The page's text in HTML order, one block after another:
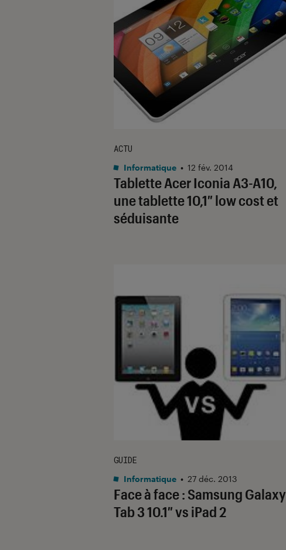
Tablette Acer Iconia A3-A10,
une tablette 10,1″ low cost et
séduisante
ACTU
Informatique • 12 fév. 2014
Face à face : Samsung Galaxy
Tab 3 10.1″ vs iPad 2
GUIDE
Informatique • 27 déc. 2013